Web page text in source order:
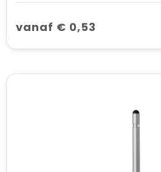
vanaf € 0,53